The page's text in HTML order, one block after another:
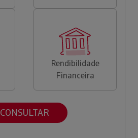
Rendibilidade
Financeira
CONSULTAR